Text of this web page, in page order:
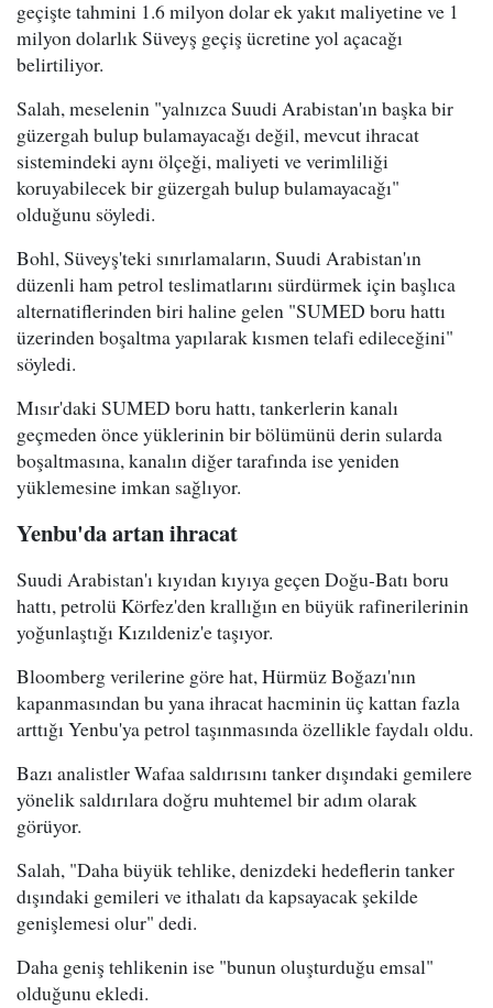
geçişte tahmini 1.6 milyon dolar ek yakıt maliyetine ve 1
milyon dolarlık Süveyş geçiş ücretine yol açacağı
belirtiliyor.
Salah, meselenin "yalnızca Suudi Arabistan'ın başka bir
güzergah bulup bulamayacağı değil, mevcut ihracat
sistemindeki aynı ölçeği, maliyeti ve verimliliği
koruyabilecek bir güzergah bulup bulamayacağı"
olduğunu söyledi.
Bohl, Süveyş'teki sınırlamaların, Suudi Arabistan'ın
düzenli ham petrol teslimatlarını sürdürmek için başlıca
alternatiflerinden biri haline gelen "SUMED boru hattı
üzerinden boşaltma yapılarak kısmen telafi edileceğini"
söyledi.
Mısır'daki SUMED boru hattı, tankerlerin kanalı
geçmeden önce yüklerinin bir bölümünü derin sularda
boşaltmasına, kanalın diğer tarafında ise yeniden
yüklemesine imkan sağlıyor.
Yenbu'da artan ihracat
Suudi Arabistan'ı kıyıdan kıyıya geçen Doğu-Batı boru
hattı, petrolü Körfez'den krallığın en büyük rafinerilerinin
yoğunlaştığı Kızıldeniz'e taşıyor.
Bloomberg verilerine göre hat, Hürmüz Boğazı'nın
kapanmasından bu yana ihracat hacminin üç kattan fazla
arttığı Yenbu'ya petrol taşınmasında özellikle faydalı oldu.
Bazı analistler Wafaa saldırısını tanker dışındaki gemilere
yönelik saldırılara doğru muhtemel bir adım olarak
görüyor.
Salah, "Daha büyük tehlike, denizdeki hedeflerin tanker
dışındaki gemileri ve ithalatı da kapsayacak şekilde
genişlemesi olur" dedi.
Daha geniş tehlikenin ise "bunun oluşturduğu emsal"
olduğunu ekledi.